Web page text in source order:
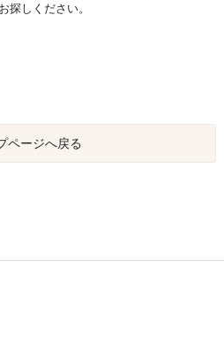
探しください。
ページへ戻る